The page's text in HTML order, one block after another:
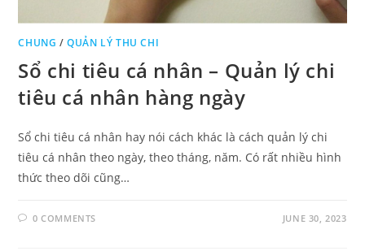
CHUNG /QUẢN LÝ THU CHI
Sổ chi tiêu cá nhân – Quản lý chi
tiêu cá nhân hàng ngày
Sổ chi tiêu cá nhân hay nói cách khác là cách quản lý chi
tiêu cá nhân theo ngày, theo tháng, năm. Có rất nhiều hình
thức theo dõi cũng…
0 COMMENTS JUNE 30, 2023